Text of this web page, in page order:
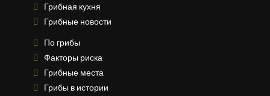
Грибная кухня
Грибные новости
По грибы
Факторы риска
Грибные места
Грибы в истории